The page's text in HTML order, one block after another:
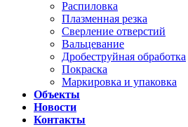
Распиловка
Плазменная резка
Сверление отверстий
Вальцевание
Дробеструйная обработка
Покраска
Маркировка и упаковка
Объекты
Новости
Контакты